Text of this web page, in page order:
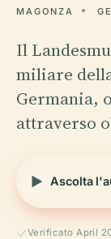
MAGONZA
Il
miliare
Germania,
attraverso
Ascolta
Verificato April